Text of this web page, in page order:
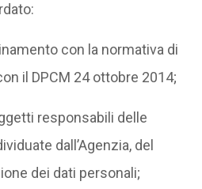
con la normativa di
il DPCM 24 ottobre 2014;
responsabili delle
dall’Agenzia, del
dei dati personali;